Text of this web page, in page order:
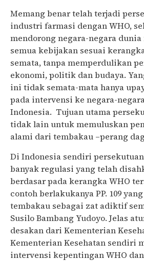
Memang benar telah terjadi
industri farmasi dengan WHO,
mendorong negara-negara
semua kebijakan sesuai
semata, tanpa memperdulikan
ekonomi, politik dan budaya.
ini tidak semata-mata hanya
pada intervensi ke negara-
Indonesia. Tujuan utama
tidak lain untuk memuluskan
alami dari tembakau –perang
Di Indonesia sendiri
banyak regulasi yang telah
berdasar pada kerangka WHO
contoh berlakukanya PP. 109
tembakau sebagai zat adiktif
Susilo Bambang Yudoyo. Jelas
desakan dari Kementerian
Kementerian Kesehatan sendiri
intervensi kepentingan WHO